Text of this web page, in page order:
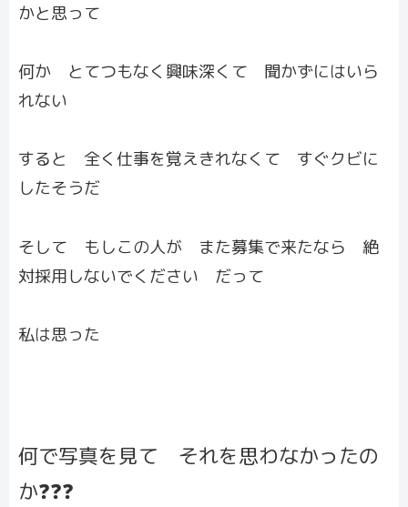
かと思って
何か とてつもなく興味深くて 聞かずにはいら
れない
すると 全く仕事を覚えきれなくて すぐクビに
したそうだ
そして もしこの人が また募集で来たなら 絶
対採用しないでください だって
私は思った
何で写真を見て それを思わなかったの
か❓❓❓